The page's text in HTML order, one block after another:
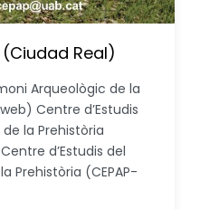
Real)
Arqueològic de la
Centre d’Estudis
la Prehistòria
d’Estudis del
Prehistòria (CEPAP-